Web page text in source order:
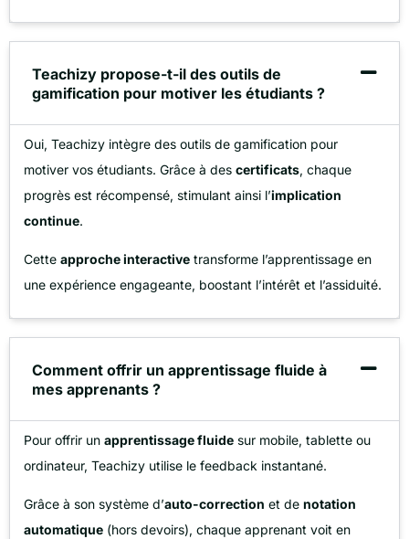
Teachizy propose-t-il des outils de
gamification pour motiver les étudiants ?
Oui, Teachizy intègre des outils de gamification pour
motiver vos étudiants. Grâce à des certificats, chaque
progrès est récompensé, stimulant ainsi l’implication
continue.
Cette approche interactive transforme l’apprentissage en
une expérience engageante, boostant l’intérêt et l’assiduité.
Comment offrir un apprentissage fluide à
mes apprenants ?
Pour offrir un apprentissage fluide sur mobile, tablette ou
ordinateur, Teachizy utilise le feedback instantané.
Grâce à son système d’auto-correction et de notation
automatique (hors devoirs), chaque apprenant voit en